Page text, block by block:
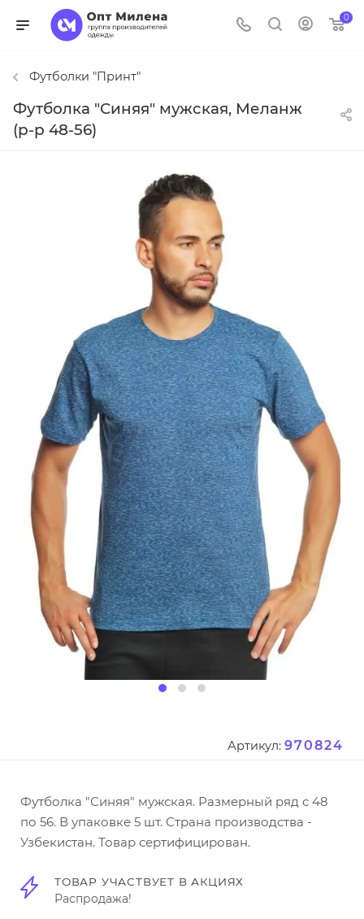
0
Футболки "Принт"
Футболка "Синяя" мужская, Меланж
(р-р 48-56)
Артикул: 970824
Футболка "Синяя" мужская. Размерный ряд с 48
по 56. В упаковке 5 шт. Страна производства -
Узбекистан. Товар сертифицирован.
ТОВАР УЧАСТВУЕТ В АКЦИЯХ
Распродажа!